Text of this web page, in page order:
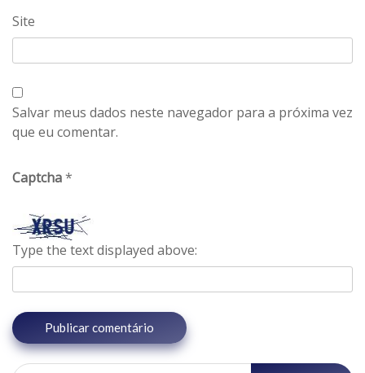
Site
Salvar meus dados neste navegador para a próxima vez
que eu comentar.
Captcha*
Type the text displayed above: